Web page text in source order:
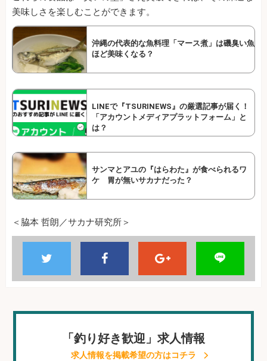
美味しさを楽しむことができます。
沖縄の代表的な魚料理「マース煮」は磯臭い魚
ほど美味くなる？
LINEで『TSURINEWS』の厳選記事が届く！
「アカウントメディアプラットフォーム」と
は？
サンマとアユの『はらわた』が食べられるワ
ケ 胃が無いサカナだった？
＜脇本 哲朗／サカナ研究所＞
「釣り好き歓迎」求人情報
求人情報を掲載希望の方はコチラ